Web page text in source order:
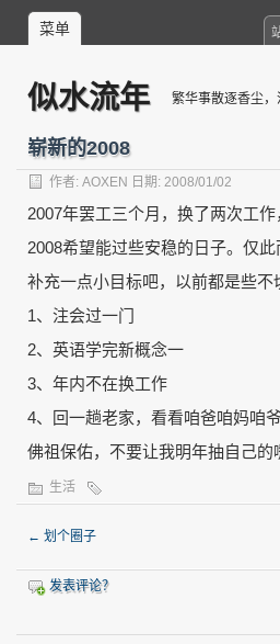
菜单
似水流年 繁华事散逐香尘，
崭新的2008
作者: AOXEN 日期: 2008/01/02
2007年罢工三个月，换了两次工
2008希望能过些安稳的日子。仅此
补充一点小目标吧，以前都是些不
1、注会过一门
2、英语学完新概念一
3、年内不在换工作
4、回一趟老家，看看咱爸咱妈咱
佛祖保佑，不要让我明年抽自己的
生活
← 划个圈子
发表评论？